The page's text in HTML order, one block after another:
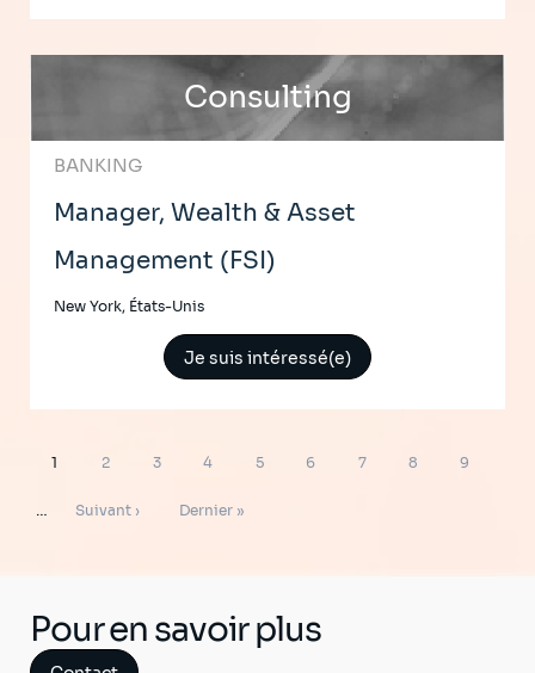
Consulting
BANKING
Manager, Wealth & Asset
Management (FSI)
New York, États-Unis
Je suis intéressé(e)
Pagination
Page
1 Page
2 Page
3 Page
4 Page
5 Page
6 Page
7 Page
8 Page
9
…
Page
Suivant ›
Dernière
Dernier »
Pour en savoir plus